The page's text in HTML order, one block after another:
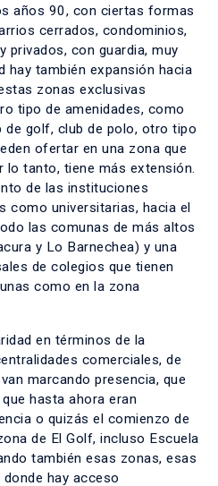
años 90, con ciertas formas
cerrados, condominios,
privados, con guardia, muy
hay también expansión hacia
zonas exclusivas
tipo de amenidades, como
de golf, club de polo, otro tipo
ofertar en una zona que
lo tanto, tiene más extensión.
de las instituciones
como universitarias, hacia el
las comunas de más altos
y Lo Barnechea) y una
de colegios que tienen
como en la zona
en términos de la
comerciales, de
marcando presencia, que
hasta ahora eran
o quizás el comienzo de
de El Golf, incluso Escuela
también esas zonas, esas
hay acceso